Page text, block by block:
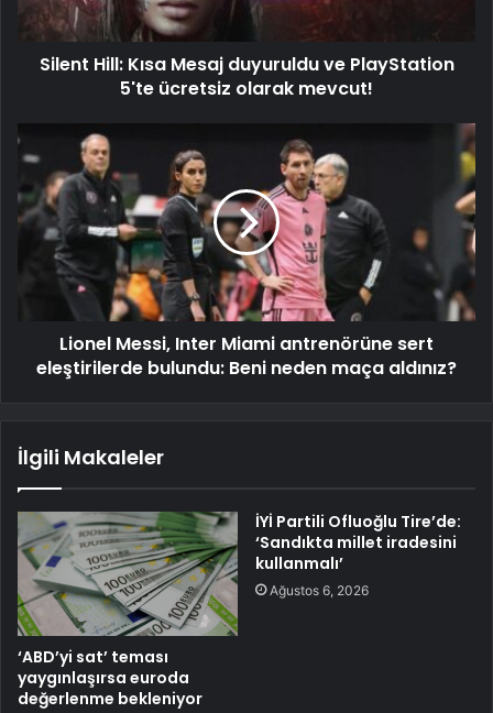
Silent Hill: Kısa Mesaj duyuruldu ve PlayStation
5'te ücretsiz olarak mevcut!
Lionel Messi, Inter Miami antrenörüne sert
eleştirilerde bulundu: Beni neden maça aldınız?
İlgili Makaleler
‘ABD’yi sat’ teması
yaygınlaşırsa euroda
değerlenme bekleniyor
İYİ Partili Ofluoğlu Tire’de:
‘Sandıkta millet iradesini
kullanmalı’
Ağustos 6, 2026